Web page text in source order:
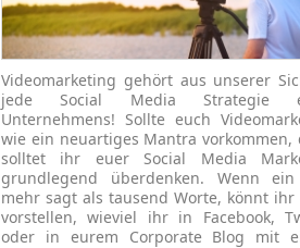
Videomarketing gehört aus unserer
jede Social Media Strategie
Unternehmens! Sollte euch
wie ein neuartiges Mantra vorkommen,
solltet ihr euer Social Media
grundlegend überdenken. Wenn
mehr sagt als tausend Worte, könnt ihr
vorstellen, wieviel ihr in Facebook,
oder in eurem Corporate Blog mit